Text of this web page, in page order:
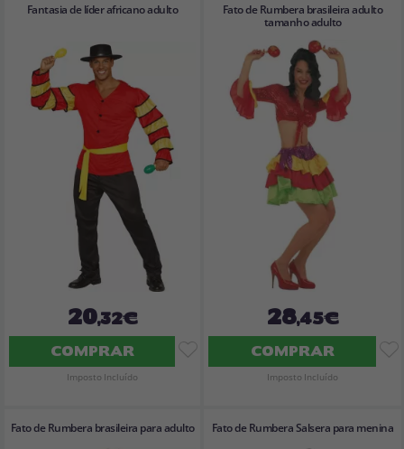
Fantasia de líder africano adulto
20,32€
COMPRAR
Imposto Incluído
Fato de Rumbera brasileira adulto
tamanho adulto
28,45€
COMPRAR
Imposto Incluído
Fato de Rumbera brasileira para adulto Fato de Rumbera Salsera para menina